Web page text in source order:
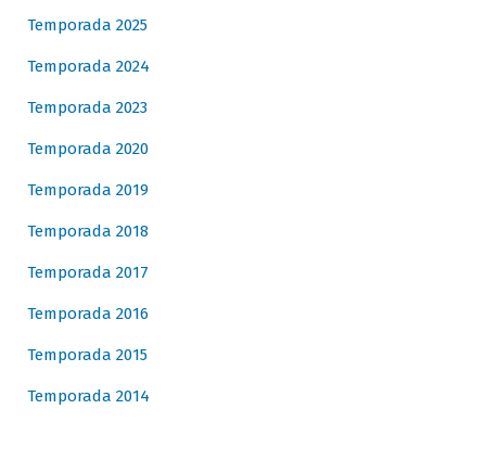
Temporada 2025
Temporada 2024
Temporada 2023
Temporada 2020
Temporada 2019
Temporada 2018
Temporada 2017
Temporada 2016
Temporada 2015
Temporada 2014